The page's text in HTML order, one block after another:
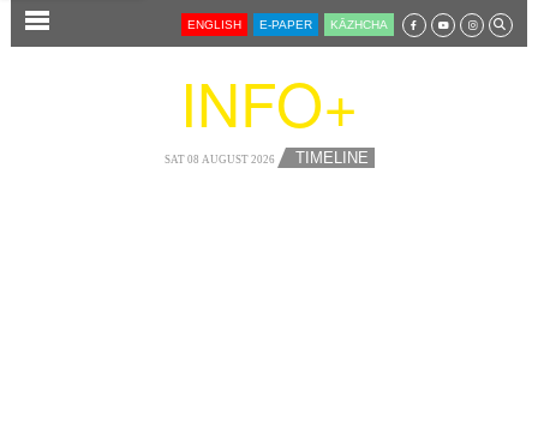
SECTIONS ENGLISH E-PAPER KĀZHCHA
INFO+
SAT 08 AUGUST 2026 TIMELINE